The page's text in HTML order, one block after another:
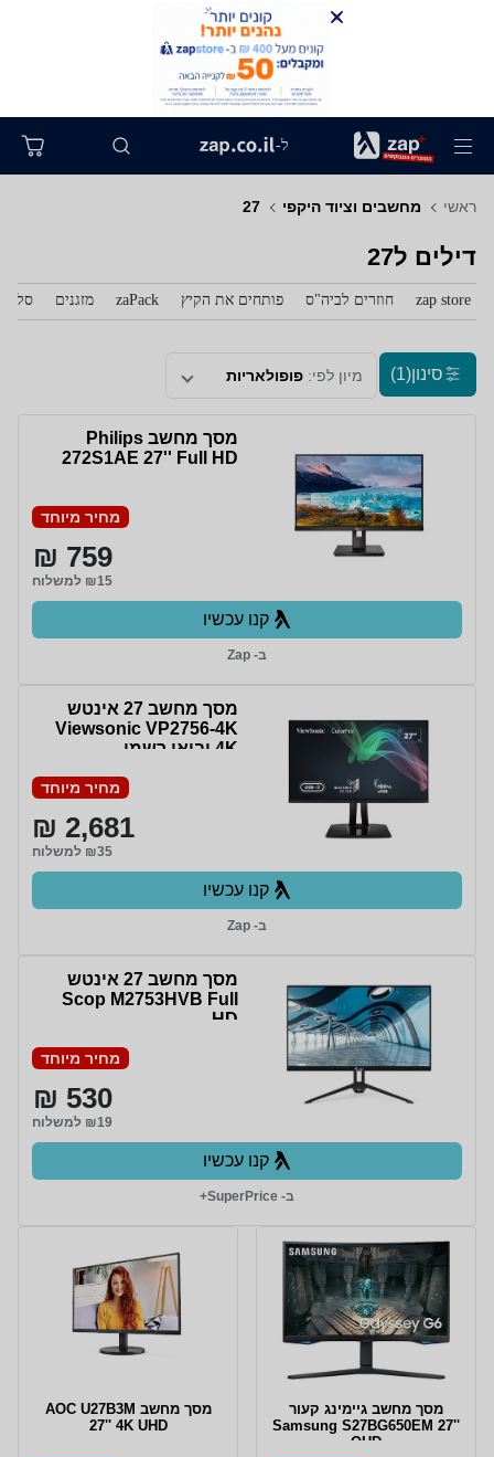
ל-
ראשי מחשבים וציוד היקפי 27
דילים ל27
zap store חוזרים לביה"ס פותחים את הקיץ zaPack מזגנים
סינון(1) מיון לפי: פופולאריות
מסך מחשב Philips
272S1AE 27'' Full HD
מחיר מיוחד
759 ₪
₪15 למשלוח
קנו עכשיו
ב- Zap
מסך מחשב ‏27 ‏אינטש
Viewsonic VP2756-4K
4K יבואן רשמי
מחיר מיוחד
2,681 ₪
₪35 למשלוח
קנו עכשיו
ב- Zap
מסך מחשב 27 אינטש
Scop M2753HVB Full
HD
מחיר מיוחד
530 ₪
₪19 למשלוח
קנו עכשיו
ב- SuperPrice+
מסך מחשב גיימינג קעור
Samsung S27BG650EM 27''
QHD
מסך מחשב AOC U27B3M
27'' 4K UHD